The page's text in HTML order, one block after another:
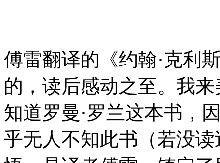
傅雷翻译的《约翰·克利
的，读后感动之至。我
知道罗曼·罗兰这本书，
乎无人不知此书（若没